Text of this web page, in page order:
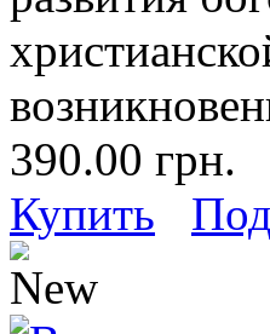
390.00 грн.
Купить